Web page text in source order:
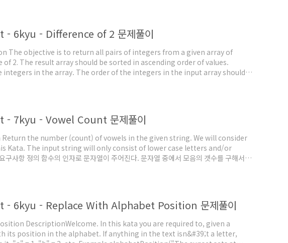
6kyu - Difference of 2 문제풀이
The objective is to return all pairs of integers from a given array of
2. The result array should be sorted in ascending order of values.
integers in the array. The order of the integers in the input array should
7kyu - Vowel Count 문제풀이
the number (count) of vowels in the given string. We will consider
Kata. The input string will only consist of lower case letters and/or
사항 정의 함수의 인자로 문자열이 주어진다. 문자열 중에서 모음의 갯수를 구해서 반
을 나누고, in..
- 6kyu - Replace With Alphabet Position 문제풀이
DescriptionWelcome. In this kata you are required to, given a
its position in the alphabet. If anything in the text isn&#39;t a letter,